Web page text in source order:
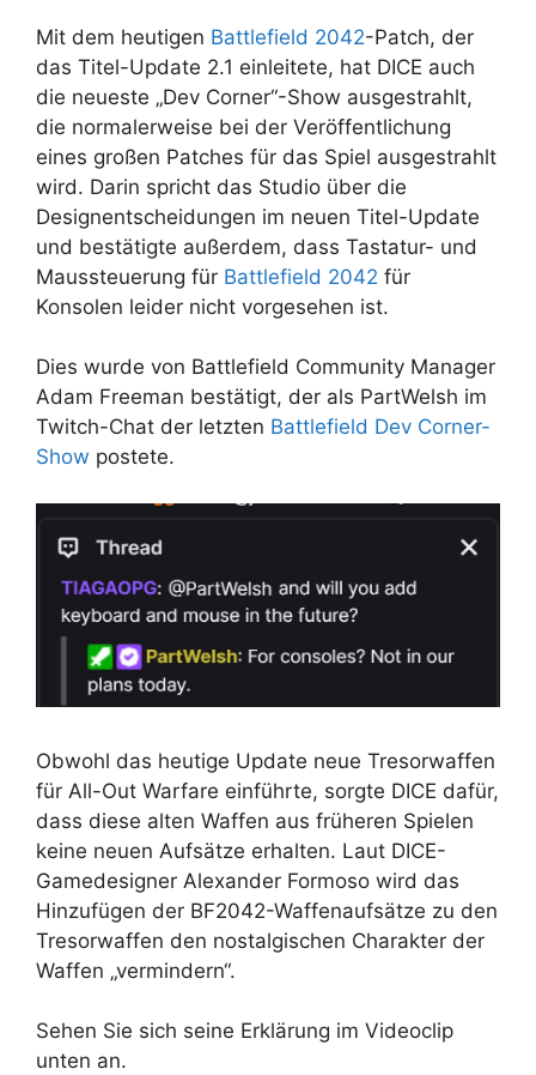
Mit dem heutigen Battlefield 2042-Patch, der
das Titel-Update 2.1 einleitete, hat DICE auch
die neueste „Dev Corner“-Show ausgestrahlt,
die normalerweise bei der Veröffentlichung
eines großen Patches für das Spiel ausgestrahlt
wird. Darin spricht das Studio über die
Designentscheidungen im neuen Titel-Update
und bestätigte außerdem, dass Tastatur- und
Maussteuerung für Battlefield 2042 für
Konsolen leider nicht vorgesehen ist.
Dies wurde von Battlefield Community Manager
Adam Freeman bestätigt, der als PartWelsh im
Twitch-Chat der letzten Battlefield Dev Corner-
Show postete.
Obwohl das heutige Update neue Tresorwaffen
für All-Out Warfare einführte, sorgte DICE dafür,
dass diese alten Waffen aus früheren Spielen
keine neuen Aufsätze erhalten. Laut DICE-
Gamedesigner Alexander Formoso wird das
Hinzufügen der BF2042-Waffenaufsätze zu den
Tresorwaffen den nostalgischen Charakter der
Waffen „vermindern“.
Sehen Sie sich seine Erklärung im Videoclip
unten an.